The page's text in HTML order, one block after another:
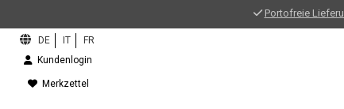
Portofreie
Kundenlogin
Merkzettel